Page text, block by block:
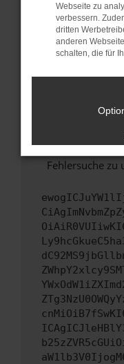
sind.
Veraltete
führen, dass
Wende dich
Wenn du alle
hast,
versuchen,
uns diesen
Fehlersuche zu
Webseite zu
verbessern.
dritten
anderen
schalten, die für